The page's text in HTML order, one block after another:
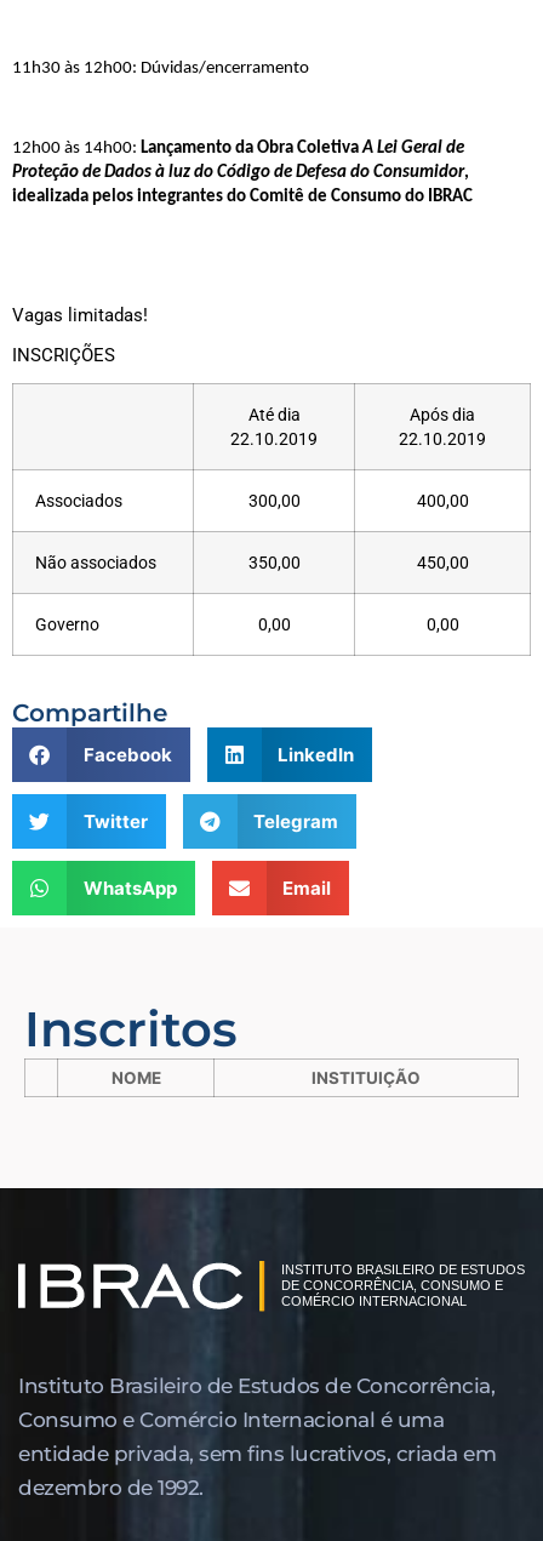
11h30 às 12h00: Dúvidas/encerramento
12h00 às 14h00: Lançamento da Obra ColetivaA Lei Geral de
Proteção de Dados à luz do Código de Defesa do Consumidor,
idealizada pelos integrantes do Comitê de Consumo do IBRAC
Vagas limitadas!
INSCRIÇÕES
Até dia
22.10.2019
Após dia
22.10.2019
Associados 300,00 400,00
Não associados 350,00 450,00
Governo 0,00 0,00
Compartilhe
Facebook LinkedIn
Twitter Telegram
WhatsApp Email
Inscritos
NOME INSTITUIÇÃO
Instituto Brasileiro de Estudos de Concor­rência,
Consumo e Comércio Internacional é uma
entidade privada, sem fins lucrativos, criada em
dezembro de 1992.